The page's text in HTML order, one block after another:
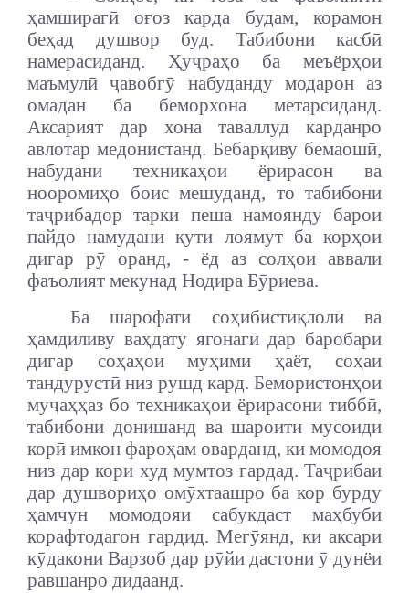
ҳамширагӣ оғоз карда будам, корамон
беҳад душвор буд. Табибони касбӣ
намерасиданд. Ҳуҷраҳо ба меъёрҳои
маъмулӣ ҷавобгӯ набуданду модарон аз
омадан ба беморхона метарсиданд.
Аксарият дар хона таваллуд карданро
авлотар медонистанд. Бебарқиву бемаошӣ,
набудани техникаҳои ёрирасон ва
нооромиҳо боис мешуданд, то табибони
таҷрибадор тарки пеша намоянду барои
пайдо намудани қути лоямут ба корҳои
дигар рӯ оранд, - ёд аз солҳои аввали
фаъолият мекунад Нодира Бӯриева.
Ба шарофати соҳибистиқлолӣ ва
ҳамдиливу ваҳдату ягонагӣ дар баробари
дигар соҳаҳои муҳими ҳаёт, соҳаи
тандурустӣ низ рушд кард. Бемористонҳои
муҷаҳҳаз бо техникаҳои ёрирасони тиббӣ,
табибони донишанд ва шароити мусоиди
корӣ имкон фароҳам оварданд, ки момодоя
низ дар кори худ мумтоз гардад. Таҷрибаи
дар душвориҳо омӯхтаашро ба кор бурду
ҳамчун момодояи сабукдаст маҳбуби
корафтодагон гардид. Мегӯянд, ки аксари
кӯдакони Варзоб дар рӯйи дастони ӯ дунёи
равшанро дидаанд.